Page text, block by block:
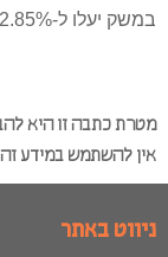
יעלו ל-12.85% (במקום 11.23%).
כתבה זו היא להביא
להשתמש במידע זה
באתר